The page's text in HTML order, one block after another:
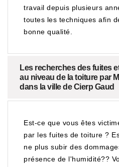
travail depuis plusieurs
toutes les techniques afin
bonne qualité.
Les recherches des fuites
au niveau de la toiture par
dans la ville de Cierp Gaud
Est-ce que vous êtes
par les fuites de toiture ?
ne plus subir des
présence de l'humidité??